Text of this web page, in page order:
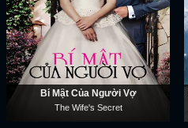
Bí Mật Của Người Vợ
The Wife's Secret